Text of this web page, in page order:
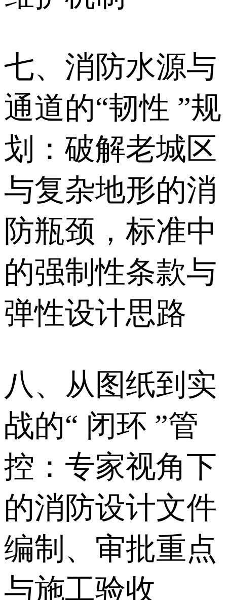
七、消防水源与
通道的“韧性 ”规
划：破解老城区
与复杂地形的消
防瓶颈，标准中
的强制性条款与
弹性设计思路
八、从图纸到实
战的“ 闭环 ”管
控：专家视角下
的消防设计文件
编制、审批重点
与施工验收